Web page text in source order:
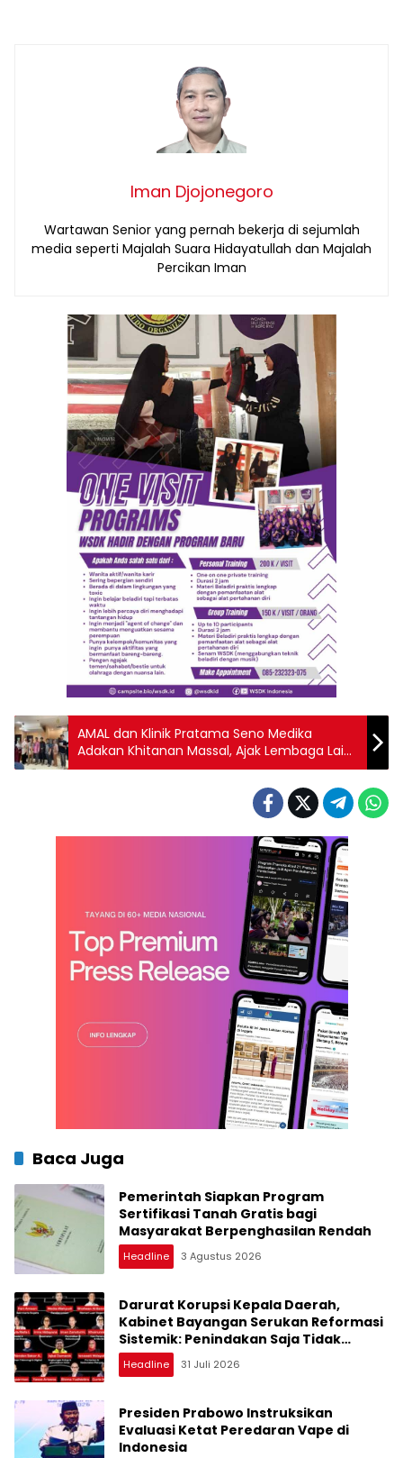
Iman Djojonegoro
Wartawan Senior yang pernah bekerja di sejumlah
media seperti Majalah Suara Hidayatullah dan Majalah
Percikan Iman
AMAL dan Klinik Pratama Seno Medika
Adakan Khitanan Massal, Ajak Lembaga Lain
Berkolaborasi
Baca Juga
Pemerintah Siapkan Program
Sertifikasi Tanah Gratis bagi
Masyarakat Berpenghasilan Rendah
Headline 3 Agustus 2026
Darurat Korupsi Kepala Daerah,
Kabinet Bayangan Serukan Reformasi
Sistemik: Penindakan Saja Tidak
Cukup!
Headline 31 Juli 2026
Presiden Prabowo Instruksikan
Evaluasi Ketat Peredaran Vape di
Indonesia